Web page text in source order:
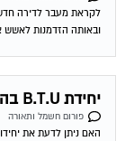
ובאותה הזדמנות לאשש
יחידת B.T.U בהקשר למכשירי חשמל
פורום חשמל ותאורה